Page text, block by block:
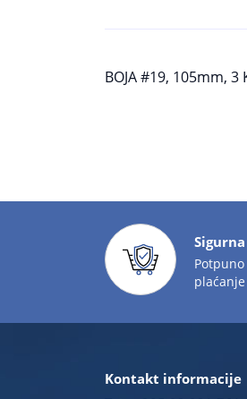
BOJA #19, 105mm, 3
plaćanje
Kontakt informacije